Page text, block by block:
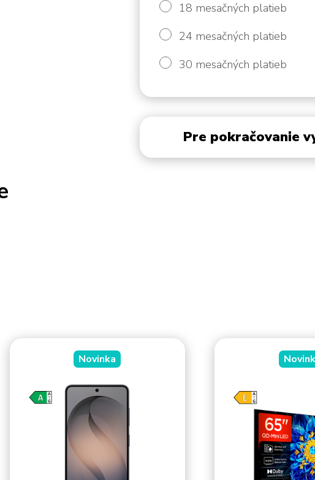
18 mesačných platieb
24 mesačných platieb
30 mesačných platieb
Pre pokračovanie
Novinka